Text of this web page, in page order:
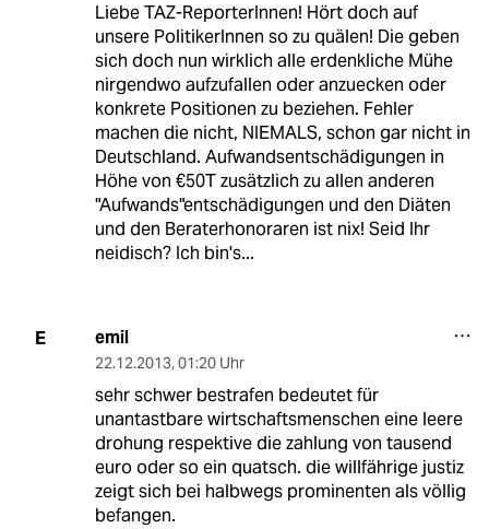
Liebe TAZ-ReporterInnen! Hört doch auf
unsere PolitikerInnen so zu quälen! Die geben
sich doch nun wirklich alle erdenkliche Mühe
nirgendwo aufzufallen oder anzuecken oder
konkrete Positionen zu beziehen. Fehler
machen die nicht, NIEMALS, schon gar nicht in
Deutschland. Aufwandsentschädigungen in
Höhe von €50T zusätzlich zu allen anderen
"Aufwands"entschädigungen und den Diäten
und den Beraterhonoraren ist nix! Seid Ihr
neidisch? Ich bin's...
E emil
22.12.2013, 01:20 Uhr
sehr schwer bestrafen bedeutet für
unantastbare wirtschaftsmenschen eine leere
drohung respektive die zahlung von tausend
euro oder so ein quatsch. die willfährige justiz
zeigt sich bei halbwegs prominenten als völlig
befangen.